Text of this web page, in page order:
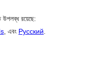
উপলব্ধ রয়েছে:
, এবং Русский.